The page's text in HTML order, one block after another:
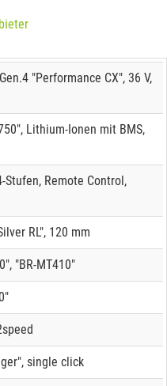
"Performance CX", 36 V,
Lithium-Ionen mit BMS,
Stufen, Remote Control,
RL", 120 mm
"BR-MT410"
single click